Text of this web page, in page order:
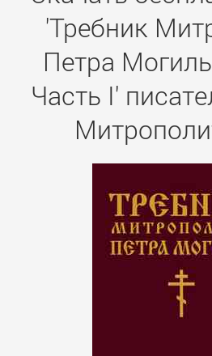
'Требник
Петра
Часть I'